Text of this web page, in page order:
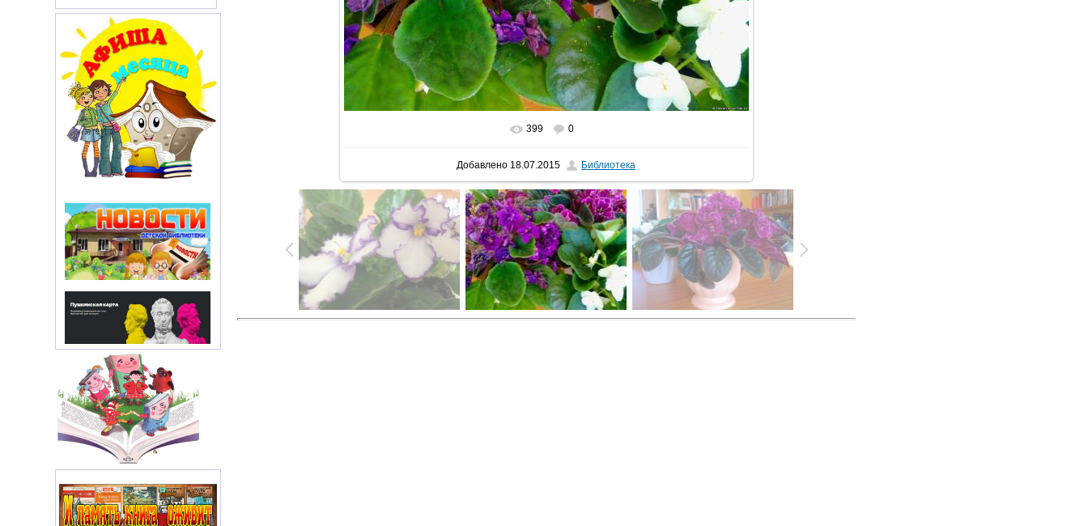
В реальном размере 1600x1200
399 0
Добавлено 18.07.2015 Библиотека